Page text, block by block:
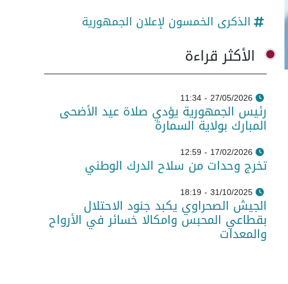
الذكرى الخمسون لإعلان الجمهورية
الأكثر قراءة
27/05/2026 - 11:34
رئيس الجمهورية يؤدي صلاة عيد الأضحى
المبارك بولاية السمارة
17/02/2026 - 12:59
تخرج وحدات من سلاح الدرك الوطني
31/10/2025 - 18:19
الجيش الصحراوي يكبد جنود الاحتلال
بقطاعي المحبس وامكالا خسائر في الأرواح
والمعدات